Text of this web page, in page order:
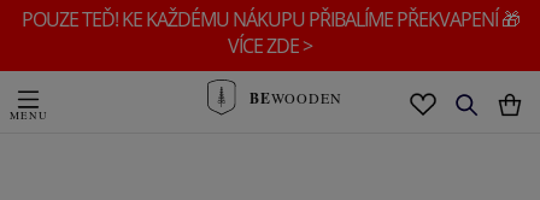
POUZE TEĎ! KE KAŽDÉMU NÁKUPU PŘIBALÍME PŘEKVAPENÍ 🎁
VÍCE ZDE >
BEWOODEN